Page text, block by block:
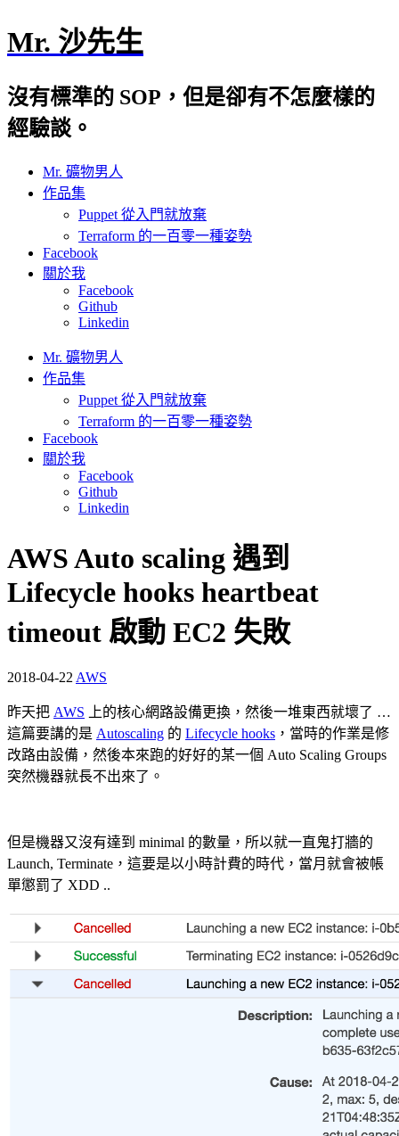
Mr. 沙先生
沒有標準的 SOP，但是卻有不怎麼樣的
經驗談。
Mr. 礦物男人
作品集
Puppet 從入門就放棄
Terraform 的一百零一種姿勢
Facebook
關於我
Facebook
Github
Linkedin
Mr. 礦物男人
作品集
Puppet 從入門就放棄
Terraform 的一百零一種姿勢
Facebook
關於我
Facebook
Github
Linkedin
AWS Auto scaling 遇到
Lifecycle hooks heartbeat
timeout 啟動 EC2 失敗
2018-04-22 AWS
昨天把 AWS 上的核心網路設備更換，然後一堆東西就壞了 …
這篇要講的是 Autoscaling 的 Lifecycle hooks ，當時的作業是修
改路由設備，然後本來跑的好好的某一個 Auto Scaling Groups
突然機器就長不出來了。
但是機器又沒有達到 minimal 的數量，所以就一直鬼打牆的
Launch, Terminate，這要是以小時計費的時代，當月就會被帳
單懲罰了 XDD ..